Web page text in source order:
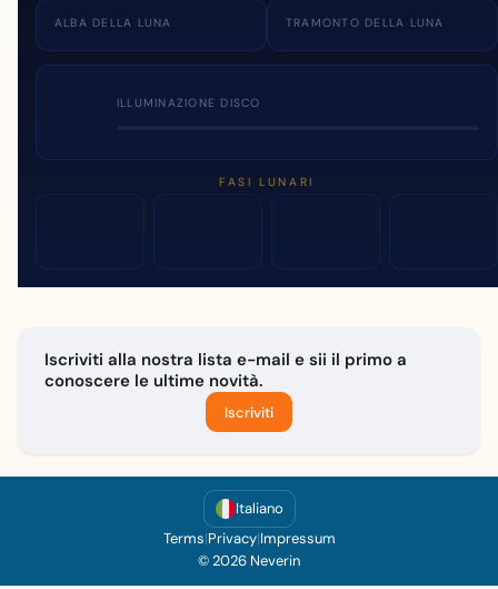
ALBA DELLA LUNA TRAMONTO DELLA LUNA
ILLUMINAZIONE DISCO
FASI LUNARI
Iscriviti alla nostra lista e-mail e sii il primo a
conoscere le ultime novità.
Iscriviti
Italiano
Terms|Privacy|Impressum
© 2026 Neverin